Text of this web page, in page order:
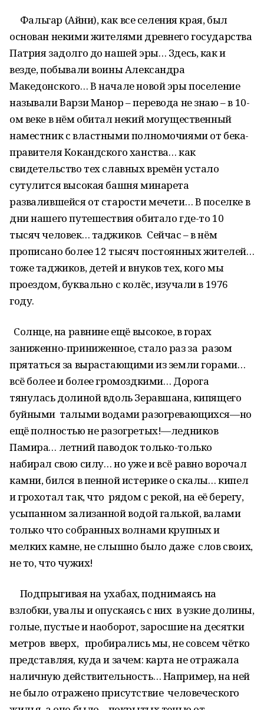
Фальгар (Айни), как все селения края, был
основан некими жителями древнего государства
Патрия задолго до нашей эры… Здесь, как и
везде, побывали воины Александра
Македонского… В начале новой эры поселение
называли Варзи Манор – перевода не знаю – в 10-
ом веке в нём обитал некий могущественный
наместник с властными полномочиями от бека-
правителя Кокандского ханства… как
свидетельство тех славных времён устало
сутулится высокая башня минарета
развалившейся от старости мечети… В поселке в
дни нашего путешествия обитало где-то 10
тысяч человек… таджиков. Сейчас – в нём
прописано более 12 тысяч постоянных жителей…
тоже таджиков, детей и внуков тех, кого мы
проездом, буквально с колёс, изучали в 1976
году.
Солнце, на равнине ещё высокое, в горах
заниженно-приниженное, стало раз за разом
прятаться за вырастающими из земли горами…
всё более и более громоздкими… Дорога
тянулась долиной вдоль Зеравшана, кипящего
буйными талыми водами разогревающихся—но
ещё полностью не разогретых!—ледников
Памира… летний паводок только-только
набирал свою силу… но уже и всё равно ворочал
камни, бился в пенной истерике о скалы… кипел
и грохотал так, что рядом с рекой, на её берегу,
усыпанном зализанной водой галькой, валами
только что собранных волнами крупных и
мелких камне, не слышно было даже слов своих,
не то, что чужих!
Подпрыгивая на ухабах, поднимаясь на
взлобки, увалы и опускаясь с них в узкие долины,
голые, пустые и наоборот, заросшие на десятки
метров вверх, пробирались мы, не совсем чётко
представляя, куда и зачем: карта не отражала
наличную действительность… Например, на ней
не было отражено присутствие человеческого